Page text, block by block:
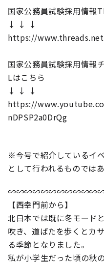
国家公務員試験採用情報
↓ ↓ ↓
https://
国家公務員試験採用情報
Lはこちら
↓ ↓ ↓
https://
nDPSP2a0DrQg
※今号で紹介しているイ
として行われるものでは
【西幸門前から】
北日本では既に冬モード
吹き、道ばたを歩くとカ
る季節となりました。
私が小学生だった頃の秋